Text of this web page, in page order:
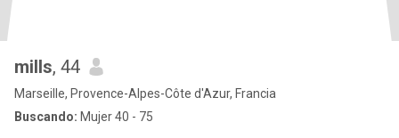
mills, 44
Marseille, Provence-Alpes-Côte d'Azur, Francia
Buscando: Mujer 40 - 75